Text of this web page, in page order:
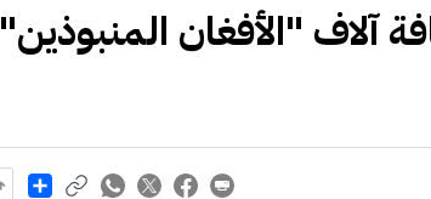
آلاف "الأفغان المنبوذين"
Share